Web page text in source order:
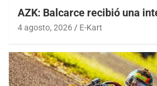
AZK: Balcarce recibió una
4 agosto, 2026 E-Kart